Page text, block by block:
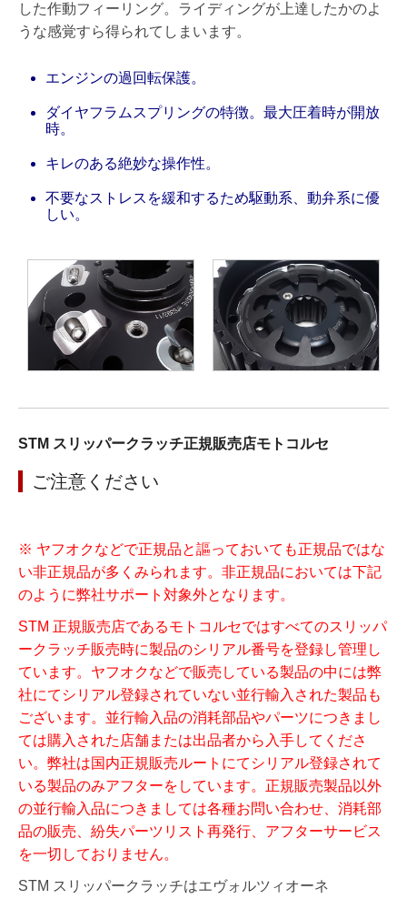
した作動フィーリング。ライディングが上達したかのよ
うな感覚すら得られてしまいます。
エンジンの過回転保護。
ダイヤフラムスプリングの特徴。最大圧着時が開放
時。
キレのある絶妙な操作性。
不要なストレスを緩和するため駆動系、動弁系に優
しい。
STM スリッパークラッチ正規販売店モトコルセ
ご注意ください
※ ヤフオクなどで正規品と謳っておいても正規品ではな
い非正規品が多くみられます。非正規品においては下記
のように弊社サポート対象外となります。
STM 正規販売店であるモトコルセではすべてのスリッパ
ークラッチ販売時に製品のシリアル番号を登録し管理し
ています。ヤフオクなどで販売している製品の中には弊
社にてシリアル登録されていない並行輸入された製品も
ございます。並行輸入品の消耗部品やパーツにつきまし
ては購入された店舗または出品者から入手してくださ
い。弊社は国内正規販売ルートにてシリアル登録されて
いる製品のみアフターをしています。正規販売製品以外
の並行輸入品につきましては各種お問い合わせ、消耗部
品の販売、紛失パーツリスト再発行、アフターサービス
を一切しておりません。
STM スリッパークラッチはエヴォルツィオーネ